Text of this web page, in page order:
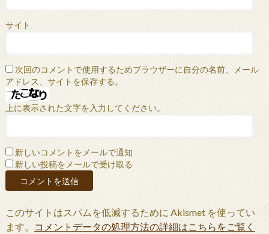
サイト
次回のコメントで使用するためブラウザーに自分の名前、メール
アドレス、サイトを保存する。
上に表示された文字を入力してください。
新しいコメントをメールで通知
新しい投稿をメールで受け取る
このサイトはスパムを低減するために Akismet を使ってい
ます。
コメントデータの処理方法の詳細はこちらをご覧く